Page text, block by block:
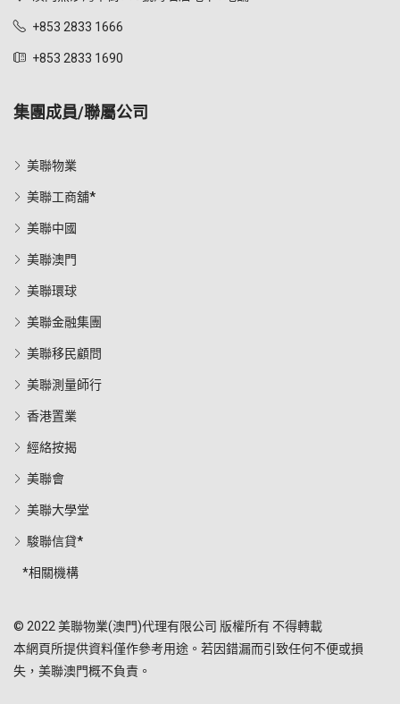
+853 2833 1666
+853 2833 1690
集團成員/聯屬公司
美聯物業
美聯工商舖*
美聯中國
美聯澳門
美聯環球
美聯金融集團
美聯移民顧問
美聯測量師行
香港置業
經絡按揭
美聯會
美聯大學堂
駿聯信貸*
*相關機構
© 2022 美聯物業(澳門)代理有限公司 版權所有 不得轉載
本網頁所提供資料僅作參考用途。若因錯漏而引致任何不便或損
失，美聯澳門概不負責。